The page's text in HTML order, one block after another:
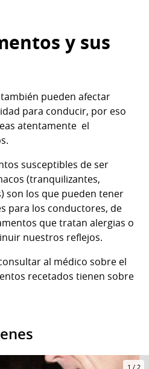
y sus
pueden afectar
para conducir, por eso
atentamente el
susceptibles de ser
(tranquilizantes,
son los que pueden tener
para los conductores, de
que tratan alergias o
nuestros reflejos.
al médico sobre el
recetados tienen sobre
1 / 2